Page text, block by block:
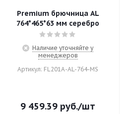
Premium брючница AL
764*465*63 мм серебро
Наличие уточняйте у
менеджеров
Артикул: FL201A-AL-764-MS
9 459.39 руб./шт